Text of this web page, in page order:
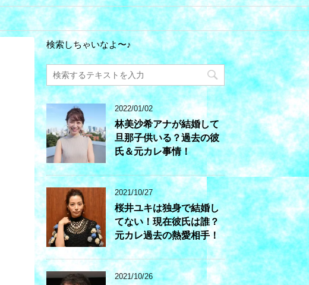
検索しちゃいなよ〜♪
2022/01/02
林美沙希アナが結婚して
旦那子供いる？過去の彼
氏＆元カレ事情！
2021/10/27
桜井ユキは独身で結婚し
てない！現在彼氏は誰？
元カレ過去の熱愛相手！
2021/10/26